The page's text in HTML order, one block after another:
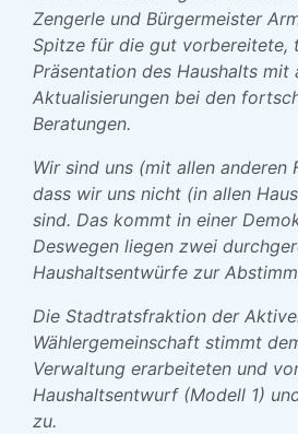
Zengerle und Bürgermeister
Spitze für die gut vorbereitete,
Präsentation des Haushalts mit
Aktualisierungen bei den
Beratungen.
Wir sind uns (mit allen anderen
dass wir uns nicht (in allen
sind. Das kommt in einer
Deswegen liegen zwei
Haushaltsentwürfe zur
Die Stadtratsfraktion der
Wählergemeinschaft stimmt
Verwaltung erarbeiteten und
Haushaltsentwurf (Modell 1)
zu.